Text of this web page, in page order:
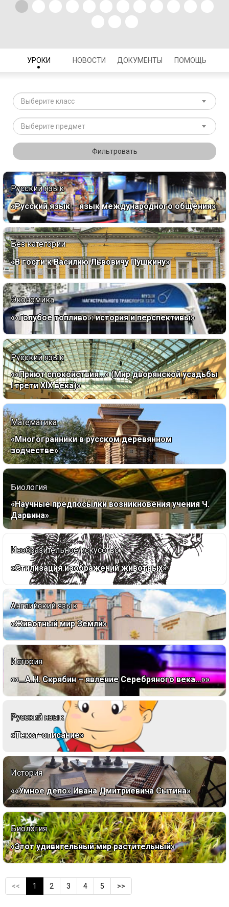
УРОКИ НОВОСТИ ДОКУМЕНТЫ ПОМОЩЬ
Выберите класс
Выберите предмет
Фильтровать
Русский язык
«Русский язык – язык международного общения»
Без категории
«В гости к Василию Львовичу Пушкину»
Экономика
««Голубое топливо»: история и перспективы»
Русский язык
««Приют спокойствия…» (Мир дворянской усадьбы
I трети XIX века)»
Математика
«Многогранники в русском деревянном
зодчестве»
Биология
«Научные предпосылки возникновения учения Ч.
Дарвина»
Изобразительное искусство
«Стилизация изображений животных»
Английский язык
«Животный мир Земли»
История
««...А.Н. Скрябин – явление Серебряного века…»»
Русский язык
«Текст-описание»
История
««Умное дело» Ивана Дмитриевича Сытина»
Биология
«Этот удивительный мир растительный»
<< 1 2 3 4 5 >>